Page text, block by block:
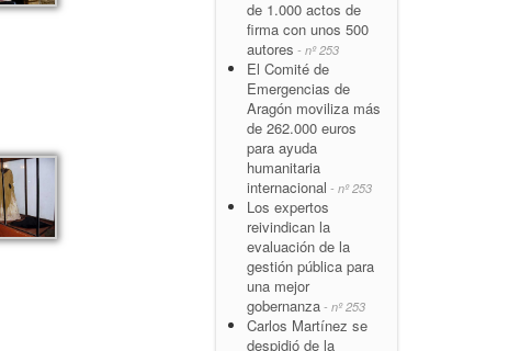
de 1.000 actos de
firma con unos 500
autores - nº 253
El Comité de
Emergencias de
Aragón moviliza más
de 262.000 euros
para ayuda
humanitaria
internacional - nº 253
Los expertos
reivindican la
evaluación de la
gestión pública para
una mejor
gobernanza - nº 253
Carlos Martínez se
despidió de la